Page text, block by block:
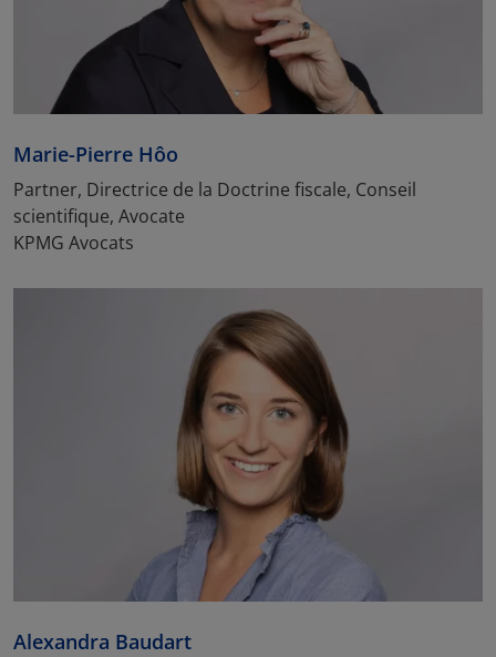
Marie-Pierre Hôo
Partner, Directrice de la Doctrine fiscale, Conseil
scientifique, Avocate
KPMG Avocats
Alexandra Baudart